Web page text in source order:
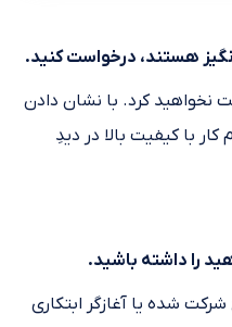
هستند، درخواست کنید.
نخواهید کرد. با نشان دادن
با کیفیت بالا در دیدِ
را داشته باشید.
شده یا آغازگر ابتکاری